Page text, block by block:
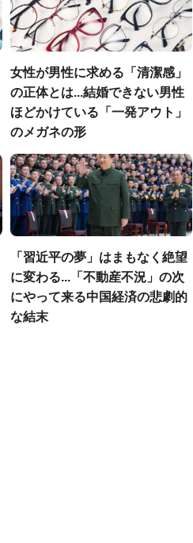
女性が男性に求める「清潔感」
の正体とは...結婚できない男性
ほどかけている「一発アウト」
のメガネの形
「習近平の夢」はまもなく絶望
に変わる...「不動産不況」の次
にやって来る中国経済の悲劇的
な結末